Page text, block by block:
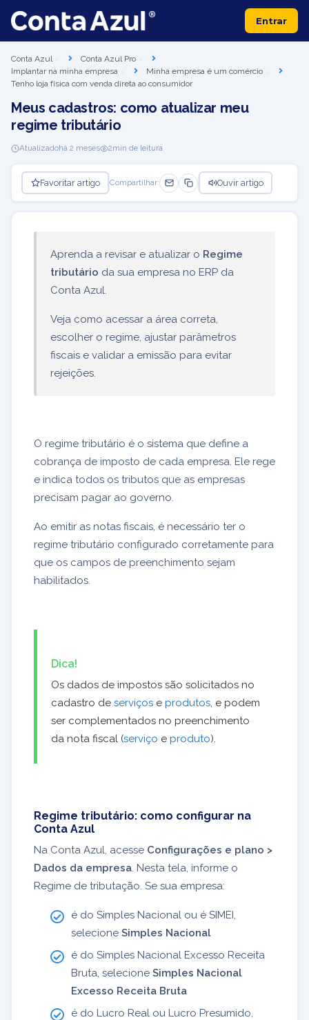
Entrar
Conta Azul
Conta Azul Pro
Implantar na minha empresa
Minha empresa é um comércio
Tenho loja física com venda direta ao consumidor
Meus cadastros: como atualizar meu
regime tributário
Atualizadohá 2 meses 2min de leitura
Favoritar artigo Compartilhar: Ouvir artigo
Aprenda a revisar e atualizar o Regime
tributário da sua empresa no ERP da
Conta Azul.
Veja como acessar a área correta,
escolher o regime, ajustar parâmetros
fiscais e validar a emissão para evitar
rejeições.
O regime tributário é o sistema que define a
cobrança de imposto de cada empresa. Ele rege
e indica todos os tributos que as empresas
precisam pagar ao governo.
Ao emitir as notas fiscais, é necessário ter o
regime tributário configurado corretamente para
que os campos de preenchimento sejam
habilitados.
Dica!
Os dados de impostos são solicitados no
cadastro de serviços e produtos, e podem
ser complementados no preenchimento
da nota fiscal (serviço e produto).
Regime tributário: como configurar na
Conta Azul
Na Conta Azul, acesse Configurações e plano >
Dados da empresa. Nesta tela, informe o
Regime de tributação. Se sua empresa:
é do Simples Nacional ou é SIMEI,
selecione Simples Nacional
é do Simples Nacional Excesso Receita
Bruta, selecione Simples Nacional
Excesso Receita Bruta
é do Lucro Real ou Lucro Presumido,